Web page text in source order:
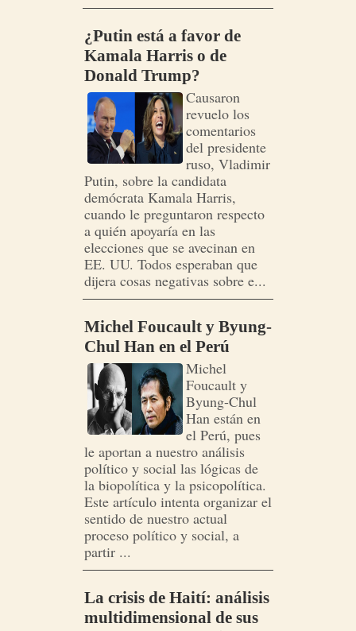
¿Putin está a favor de
Kamala Harris o de
Donald Trump?
Causaron
revuelo los
comentarios
del presidente
ruso, Vladimir
Putin, sobre la candidata
demócrata Kamala Harris,
cuando le preguntaron respecto
a quién apoyaría en las
elecciones que se avecinan en
EE. UU. Todos esperaban que
dijera cosas negativas sobre e...
Michel Foucault y Byung-
Chul Han en el Perú
Michel
Foucault y
Byung-Chul
Han están en
el Perú, pues
le aportan a nuestro análisis
político y social las lógicas de
la biopolítica y la psicopolítica.
Este artículo intenta organizar el
sentido de nuestro actual
proceso político y social, a
partir ...
La crisis de Haití: análisis
multidimensional de sus